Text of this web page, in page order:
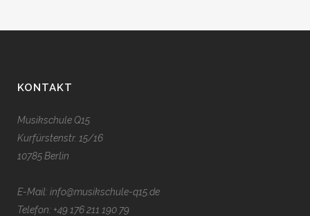
KONTAKT
Musikschule Q15
Kurfürstenstr. 15/16
10785 Berlin
E-Mail: info@musikschule-q15.de
Telefon: +49 176 211 190 79